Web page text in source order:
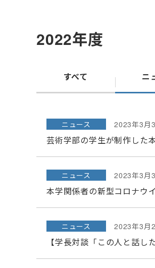
2022年度
すべて ニ
ニュース 2023年3月
芸術学部の学生が制作した
ニュース 2023年3月
本学関係者の新型コロナウ
ニュース 2023年3月
【学長対談「この人と話し